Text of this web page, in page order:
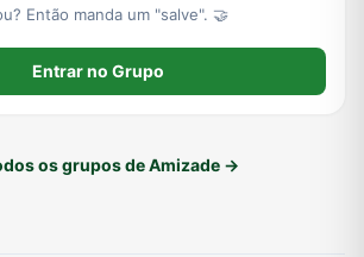
Então manda um "salve". 🤝
Entrar no Grupo
os grupos de Amizade →